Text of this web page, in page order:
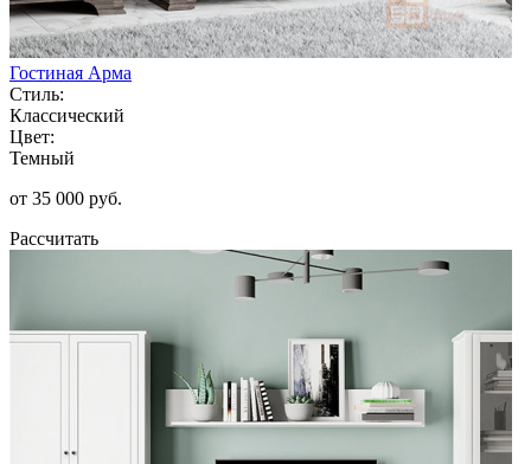
Гостиная Арма
Стиль:
Классический
Цвет:
Темный
от 35 000 руб.
Рассчитать